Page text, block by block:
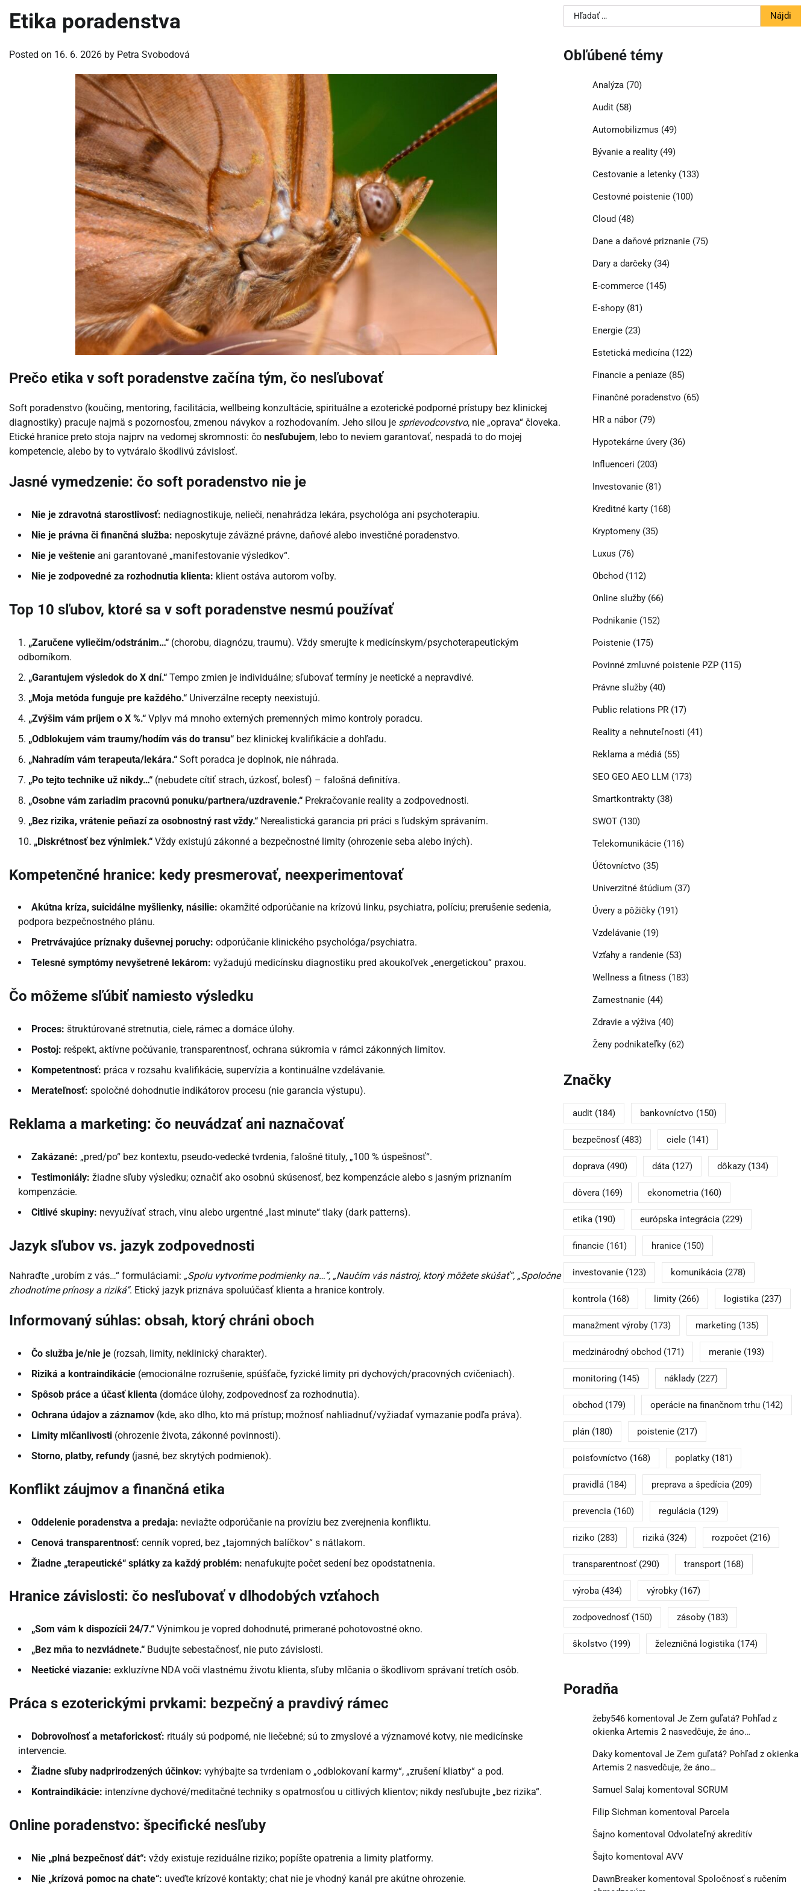
Etika poradenstva
Posted on 16. 6. 2026 by Petra Svobodová
Prečo etika v soft poradenstve začína tým, čo nesľubovať
Soft poradenstvo (koučing, mentoring, facilitácia, wellbeing konzultácie, spirituálne a ezoterické podporné prístupy bez klinickej
diagnostiky) pracuje najmä s pozornosťou, zmenou návykov a rozhodovaním. Jeho silou je sprievodcovstvo, nie „oprava“ človeka.
Etické hranice preto stoja najprv na vedomej skromnosti: čo nesľubujem, lebo to neviem garantovať, nespadá to do mojej
kompetencie, alebo by to vytváralo škodlivú závislosť.
Jasné vymedzenie: čo soft poradenstvo nie je
Nie je zdravotná starostlivosť: nediagnostikuje, nelieči, nenahrádza lekára, psychológa ani psychoterapiu.
Nie je právna či finančná služba: neposkytuje záväzné právne, daňové alebo investičné poradenstvo.
Nie je veštenie ani garantované „manifestovanie výsledkov“.
Nie je zodpovedné za rozhodnutia klienta: klient ostáva autorom voľby.
Top 10 sľubov, ktoré sa v soft poradenstve nesmú používať
„Zaručene vyliečim/odstránim…“ (chorobu, diagnózu, traumu). Vždy smerujte k medicínskym/psychoterapeutickým
odborníkom.
„Garantujem výsledok do X dní.“ Tempo zmien je individuálne; sľubovať termíny je neetické a nepravdivé.
„Moja metóda funguje pre každého.“ Univerzálne recepty neexistujú.
„Zvýšim vám príjem o X %.“ Vplyv má mnoho externých premenných mimo kontroly poradcu.
„Odblokujem vám traumy/hodím vás do transu“ bez klinickej kvalifikácie a dohľadu.
„Nahradím vám terapeuta/lekára.“ Soft poradca je doplnok, nie náhrada.
„Po tejto technike už nikdy…“ (nebudete cítiť strach, úzkosť, bolesť) – falošná definitíva.
„Osobne vám zariadim pracovnú ponuku/partnera/uzdravenie.“ Prekračovanie reality a zodpovednosti.
„Bez rizika, vrátenie peňazí za osobnostný rast vždy.“ Nerealistická garancia pri práci s ľudským správaním.
„Diskrétnosť bez výnimiek.“ Vždy existujú zákonné a bezpečnostné limity (ohrozenie seba alebo iných).
Kompetenčné hranice: kedy presmerovať, neexperimentovať
Akútna kríza, suicidálne myšlienky, násilie: okamžité odporúčanie na krízovú linku, psychiatra, políciu; prerušenie sedenia,
podpora bezpečnostného plánu.
Pretrvávajúce príznaky duševnej poruchy: odporúčanie klinického psychológa/psychiatra.
Telesné symptómy nevyšetrené lekárom: vyžadujú medicínsku diagnostiku pred akoukoľvek „energetickou“ praxou.
Čo môžeme sľúbiť namiesto výsledku
Proces: štruktúrované stretnutia, ciele, rámec a domáce úlohy.
Postoj: rešpekt, aktívne počúvanie, transparentnosť, ochrana súkromia v rámci zákonných limitov.
Kompetentnosť: práca v rozsahu kvalifikácie, supervízia a kontinuálne vzdelávanie.
Merateľnosť: spoločné dohodnutie indikátorov procesu (nie garancia výstupu).
Reklama a marketing: čo neuvádzať ani naznačovať
Zakázané: „pred/po“ bez kontextu, pseudo-vedecké tvrdenia, falošné tituly, „100 % úspešnosť“.
Testimoniály: žiadne sľuby výsledku; označiť ako osobnú skúsenosť, bez kompenzácie alebo s jasným priznaním
kompenzácie.
Citlivé skupiny: nevyužívať strach, vinu alebo urgentné „last minute“ tlaky (dark patterns).
Jazyk sľubov vs. jazyk zodpovednosti
Nahraďte „urobím z vás…“ formuláciami: „Spolu vytvoríme podmienky na…“, „Naučím vás nástroj, ktorý môžete skúšať“, „Spoločne
zhodnotíme prínosy a riziká“. Etický jazyk priznáva spoluúčasť klienta a hranice kontroly.
Informovaný súhlas: obsah, ktorý chráni oboch
Čo služba je/nie je (rozsah, limity, neklinický charakter).
Riziká a kontraindikácie (emocionálne rozrušenie, spúšťače, fyzické limity pri dychových/pracovných cvičeniach).
Spôsob práce a účasť klienta (domáce úlohy, zodpovednosť za rozhodnutia).
Ochrana údajov a záznamov (kde, ako dlho, kto má prístup; možnosť nahliadnuť/vyžiadať vymazanie podľa práva).
Limity mlčanlivosti (ohrozenie života, zákonné povinnosti).
Storno, platby, refundy (jasné, bez skrytých podmienok).
Konflikt záujmov a finančná etika
Oddelenie poradenstva a predaja: neviažte odporúčanie na províziu bez zverejnenia konfliktu.
Cenová transparentnosť: cenník vopred, bez „tajomných balíčkov“ s nátlakom.
Žiadne „terapeutické“ splátky za každý problém: nenafukujte počet sedení bez opodstatnenia.
Hranice závislosti: čo nesľubovať v dlhodobých vzťahoch
„Som vám k dispozícii 24/7.“ Výnimkou je vopred dohodnuté, primerané pohotovostné okno.
„Bez mňa to nezvládnete.“ Budujte sebestačnosť, nie puto závislosti.
Neetické viazanie: exkluzívne NDA voči vlastnému životu klienta, sľuby mlčania o škodlivom správaní tretích osôb.
Práca s ezoterickými prvkami: bezpečný a pravdivý rámec
Dobrovoľnosť a metaforickosť: rituály sú podporné, nie liečebné; sú to zmyslové a významové kotvy, nie medicínske
intervencie.
Žiadne sľuby nadprirodzených účinkov: vyhýbajte sa tvrdeniam o „odblokovaní karmy“, „zrušení kliatby“ a pod.
Kontraindikácie: intenzívne dychové/meditačné techniky s opatrnosťou u citlivých klientov; nikdy nesľubujte „bez rizika“.
Online poradenstvo: špecifické nesľuby
Nie „plná bezpečnosť dát“: vždy existuje reziduálne riziko; popíšte opatrenia a limity platformy.
Nie „krízová pomoc na chate“: uveďte krízové kontakty; chat nie je vhodný kanál pre akútne ohrozenie.
Hľadať:
Obľúbené témy
Analýza(70)
Audit(58)
Automobilizmus (49)
Bývanie a reality(49)
Cestovanie a letenky(133)
Cestovné poistenie(100)
Cloud (48)
Dane a daňové priznanie(75)
Dary a darčeky(34)
E-commerce(145)
E-shopy(81)
Energie(23)
Estetická medicína(122)
Financie a peniaze(85)
Finančné poradenstvo (65)
HR a nábor(79)
Hypotekárne úvery(36)
Influenceri (203)
Investovanie(81)
Kreditné karty(168)
Kryptomeny(35)
Luxus (76)
Obchod (112)
Online služby(66)
Podnikanie(152)
Poistenie(175)
Povinné zmluvné poistenie PZP(115)
Právne služby(40)
Public relations PR(17)
Reality a nehnuteľnosti (41)
Reklama a médiá(55)
SEO GEO AEO LLM (173)
Smartkontrakty(38)
SWOT(130)
Telekomunikácie(116)
Účtovníctvo (35)
Univerzitné štúdium(37)
Úvery a pôžičky(191)
Vzdelávanie(19)
Vzťahy a randenie(53)
Wellness a fitness (183)
Zamestnanie(44)
Zdravie a výživa(40)
Ženy podnikateľky(62)
Značky
audit(184) bankovníctvo (150)
bezpečnosť(483) ciele(141)
doprava(490) dáta(127) dôkazy(134)
dôvera(169) ekonometria(160)
etika(190) európska integrácia(229)
financie(161) hranice(150)
investovanie(123) komunikácia(278)
kontrola(168) limity(266) logistika(237)
manažment výroby(173) marketing(135)
medzinárodný obchod (171) meranie(193)
monitoring(145) náklady(227)
obchod (179) operácie na finančnom trhu(142)
plán(180) poistenie(217)
poisťovníctvo (168) poplatky(181)
pravidlá(184) preprava a špedícia(209)
prevencia(160) regulácia(129)
riziko (283) riziká(324) rozpočet(216)
transparentnosť(290) transport(168)
výroba(434) výrobky(167)
zodpovednosť(150) zásoby(183)
školstvo (199) železničná logistika(174)
Poradňa
žeby546komentoval Je Zem guľatá? Pohľad z
okienka Artemis 2 nasvedčuje, že áno…
Dakykomentoval Je Zem guľatá? Pohľad z okienka
Artemis 2 nasvedčuje, že áno…
Samuel Salaj komentoval SCRUM
Filip Sichmankomentoval Parcela
Šajno komentoval Odvolateľný akreditív
Šajto komentoval AVV
DawnBreakerkomentoval Spoločnosť s ručením